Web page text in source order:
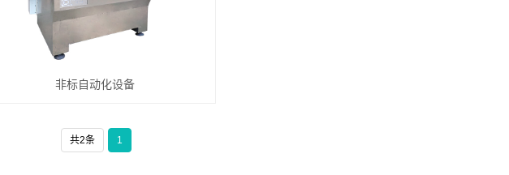
非标自动化设备
共2条 1